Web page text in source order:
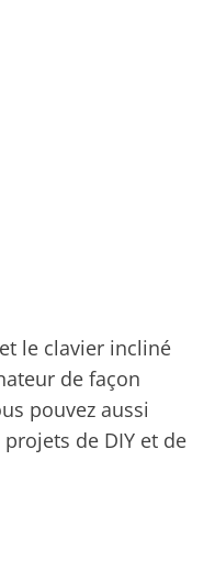
le clavier incliné
de façon
pouvez aussi
de DIY et de